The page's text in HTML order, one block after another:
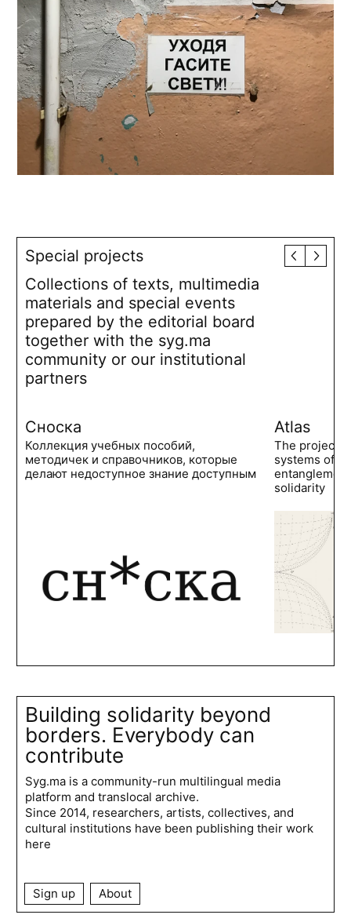
Special projects
Collections of texts, multimedia
materials and special events
prepared by the editorial board
together with the syg.ma
community or our institutional
partners
Сноска
Коллекция учебных пособий,
методичек и справочников, которые
делают недоступное знание доступным
Atlas
The project
systems of
solidarity
Building solidarity beyond
borders. Everybody can
contribute
Syg.ma is a community-run multilingual media
platform and translocal archive.
Since 2014, researchers, artists, collectives, and
cultural institutions have been publishing their work
here
Sign up About